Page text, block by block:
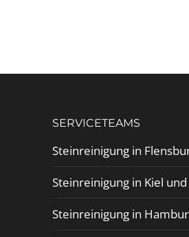
SERVICETEAMS
Steinreinigung in
Steinreinigung in Kiel
Steinreinigung in